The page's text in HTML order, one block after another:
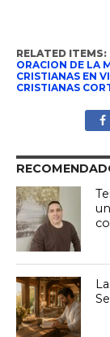
RELATED ITEMS:
ORACION DE LA
CRISTIANAS EN
CRISTIANAS